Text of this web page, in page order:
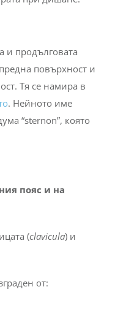
и продълговата
повърхност и
Тя се намира в
. Нейното име
“sternon”, която
пояс и на
(clavicula) и
от: